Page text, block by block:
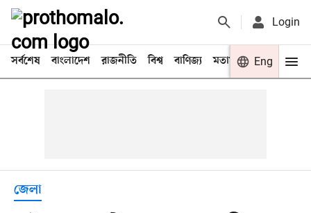
Login
সর্বশেষ বাংলাদেশ রাজনীতি বিশ্ব বাণিজ্য মতামত খেলা
Eng
জেলা